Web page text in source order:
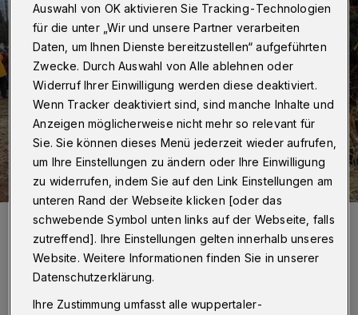
Der Start des Osterfeuers 2023.
Foto: Christoph Petersen
Auswahl von OK aktivieren Sie Tracking-Technologien
für die unter „Wir und unsere Partner verarbeiten
Daten, um Ihnen Dienste bereitzustellen“ aufgeführten
Zwecke. Durch Auswahl von Alle ablehnen oder
Widerruf Ihrer Einwilligung werden diese deaktiviert.
Wenn Tracker deaktiviert sind, sind manche Inhalte und
Anzeigen möglicherweise nicht mehr so relevant für
Sie. Sie können dieses Menü jederzeit wieder aufrufen,
um Ihre Einstellungen zu ändern oder Ihre Einwilligung
zu widerrufen, indem Sie auf den Link Einstellungen am
unteren Rand der Webseite klicken [oder das
schwebende Symbol unten links auf der Webseite, falls
zutreffend]. Ihre Einstellungen gelten innerhalb unseres
Website. Weitere Informationen finden Sie in unserer
Datenschutzerklärung.
Ihre Zustimmung umfasst alle wuppertaler-